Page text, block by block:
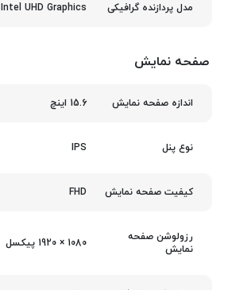
مدل پردازنده گرافیکی Intel UHD Graphics
صفحه نمایش
اندازه صفحه نمایش 15.6 اینچ
نوع پنل IPS
کیفیت صفحه نمایش FHD
رزولوشن صفحه
نمایش
1080 × 1920 پیکسل